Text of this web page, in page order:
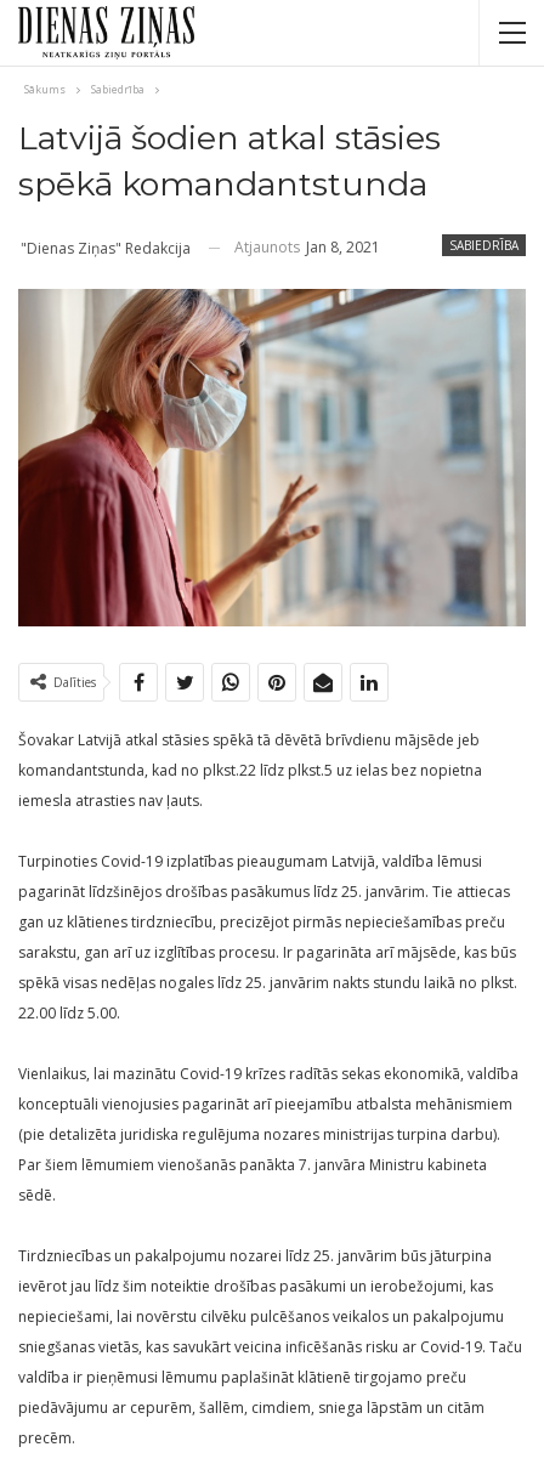
Sākums Sabiedrība
Latvijā šodien atkal stāsies
spēkā komandantstunda
SABIEDRĪBA
"Dienas Ziņas" Redakcija Atjaunots Jan 8, 2021
Dalīties
Šovakar Latvijā atkal stāsies spēkā tā dēvētā brīvdienu mājsēde jeb
komandantstunda, kad no plkst.22 līdz plkst.5 uz ielas bez nopietna
iemesla atrasties nav ļauts.
Turpinoties Covid-19 izplatības pieaugumam Latvijā, valdība lēmusi
pagarināt līdzšinējos drošības pasākumus līdz 25. janvārim. Tie attiecas
gan uz klātienes tirdzniecību, precizējot pirmās nepieciešamības preču
sarakstu, gan arī uz izglītības procesu. Ir pagarināta arī mājsēde, kas būs
spēkā visas nedēļas nogales līdz 25. janvārim nakts stundu laikā no plkst.
22.00 līdz 5.00.
Vienlaikus, lai mazinātu Covid-19 krīzes radītās sekas ekonomikā, valdība
konceptuāli vienojusies pagarināt arī pieejamību atbalsta mehānismiem
(pie detalizēta juridiska regulējuma nozares ministrijas turpina darbu).
Par šiem lēmumiem vienošanās panākta 7. janvāra Ministru kabineta
sēdē.
Tirdzniecības un pakalpojumu nozarei līdz 25. janvārim būs jāturpina
ievērot jau līdz šim noteiktie drošības pasākumi un ierobežojumi, kas
nepieciešami, lai novērstu cilvēku pulcēšanos veikalos un pakalpojumu
sniegšanas vietās, kas savukārt veicina inficēšanās risku ar Covid-19. Taču
valdība ir pieņēmusi lēmumu paplašināt klātienē tirgojamo preču
piedāvājumu ar cepurēm, šallēm, cimdiem, sniega lāpstām un citām
precēm.